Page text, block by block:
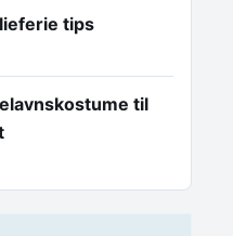
tips
til